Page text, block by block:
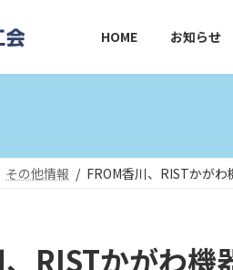
HOME お知らせ
その他情報 FROM香川、RISTかが
RISTかがわ機